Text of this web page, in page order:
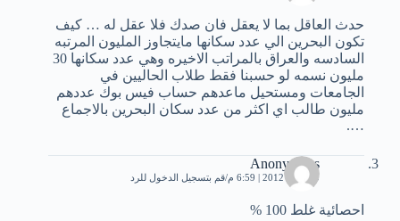
حدث العاقل بما لا يعقل فان صدك فلا عقل له … كيف
تكون البحرين الي عدد سكانها مايتجاوز المليون المرتبه
السادسه والعراق بالمراتب الاخيره وهي عدد سكانها 30
مليون نسمه لو حسبنا فقط طلاب الحاليين في
الجامعات ومستحيل ماعدهم حساب فيس بوك عددهم
مليون طالب اي اكثر من عدد سكان البحرين بالاجماع
….
Anonymous
30 مايو، 2012 | 6:59 م قم بتسجيل الدخول للرد
احصائية غلط 100 %